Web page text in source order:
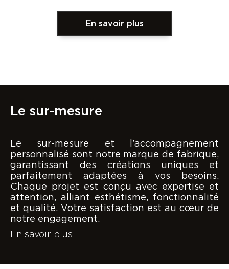
En savoir plus
Le sur-mesure
Le sur-mesure et l’accompagnement
personnalisé sont notre marque de fabrique,
garantissant des créations uniques et
parfaitement adaptées à vos besoins.
Chaque projet est conçu avec expertise et
attention, alliant esthétisme, fonctionnalité
et qualité. Votre satisfaction est au cœur de
notre engagement.
En savoir plus